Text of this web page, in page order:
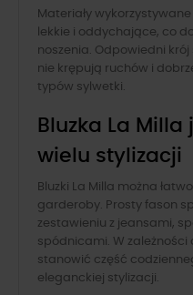
Materiały
lekkie i oddychające, co
noszenia. Odpowiedni
nie krępują ruchów i
typów sylwetki.
Bluzka La
wielu stylizacji
Bluzki La Milla można
garderoby. Prosty fason
zestawieniu z jeansami,
spódnicami. W
stanowić część
eleganckiej stylizacji.